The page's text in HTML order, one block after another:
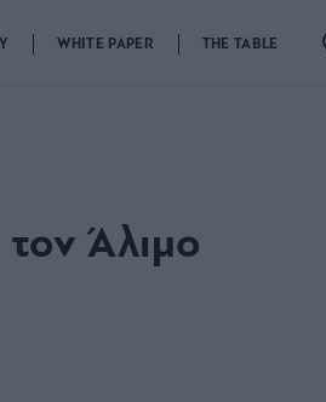
WHITE PAPER THE TABLE
Άλιμο